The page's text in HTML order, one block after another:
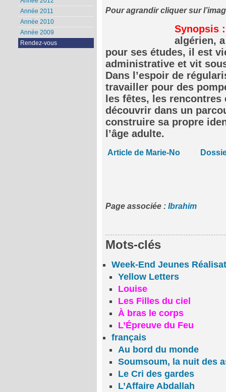
Pour agrandir cliquer sur
Synopsis :
algérien,
pour ses études, il est
administrative et vit
Dans l’espoir de
travailler pour des
les fêtes, les
découvrir dans un
construire sa propre
l’âge adulte.
Article de Marie-No
Page associée : Ibrahim
Mots-clés
Week-End Jeunes
Yellow Letters
Louise
Les Filles du ciel
À bras le corps
L’Épreuve du Feu
français
Au bord du monde
Soumsoum, la nuit des
Le Cri des gardes
L’Affaire Abdallah
Année 2011
Année 2010
Année 2009
Rendez-vous